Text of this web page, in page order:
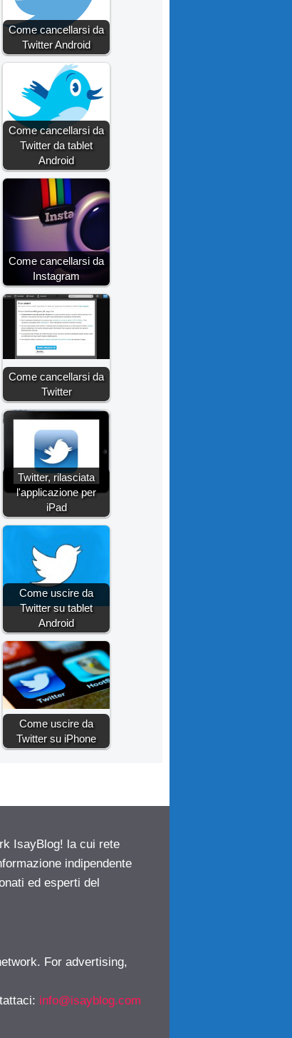
Come cancellarsi da
Twitter Android
Come cancellarsi da
Twitter da tablet
Android
Come cancellarsi da
Instagram
Come cancellarsi da
Twitter
Twitter, rilasciata
l'applicazione per
iPad
Come uscire da
Twitter su tablet
Android
Come uscire da
Twitter su iPhone
IsayBlog! la cui rete
indipendente
ed esperti del
For advertising,
: info@isayblog.com